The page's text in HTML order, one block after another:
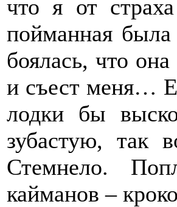
что я от
пойманная была
боялась, что
и съест меня…
лодки бы
зубастую, так
Стемнело.
кайманов –